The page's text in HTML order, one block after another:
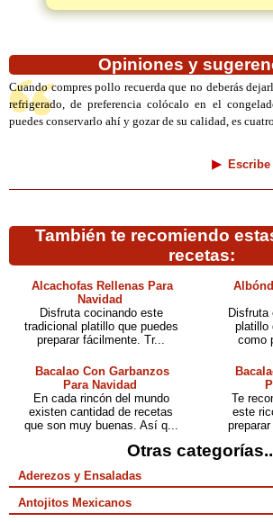
Opiniones y
Cuando compres pollo recuerda que no deberás
refrigerado, de preferencia colócalo en el
puedes conservarlo ahí y gozar de su calidad, es
También te recomiendo
recetas:
Alcachofas Rellenas Para
Navidad
Disfruta cocinando este
tradicional platillo que puedes
preparar fácilmente. Tr...
Disfruta
platillo
como
Bacalao Con Garbanzos
Para Navidad
En cada rincón del mundo
existen cantidad de recetas
que son muy buenas. Así q...
Te
este
Otras
Aderezos y Ensaladas
Antojitos Mexicanos